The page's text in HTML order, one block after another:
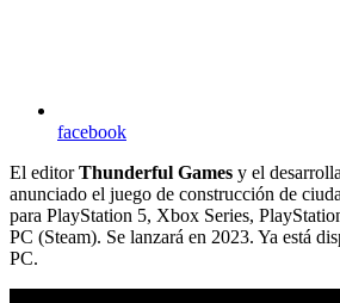
facebook
El editorThunderful Games y el
anunciado el juego de construcción de
para PlayStation 5, Xbox Series,
PC (Steam). Se lanzará en 2023. Ya está
PC.